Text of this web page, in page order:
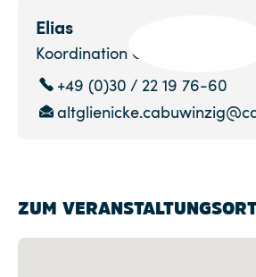
Elias
Koordination CABUWINZIG
+49 (0)30 / 22 19 76-60
ZUM